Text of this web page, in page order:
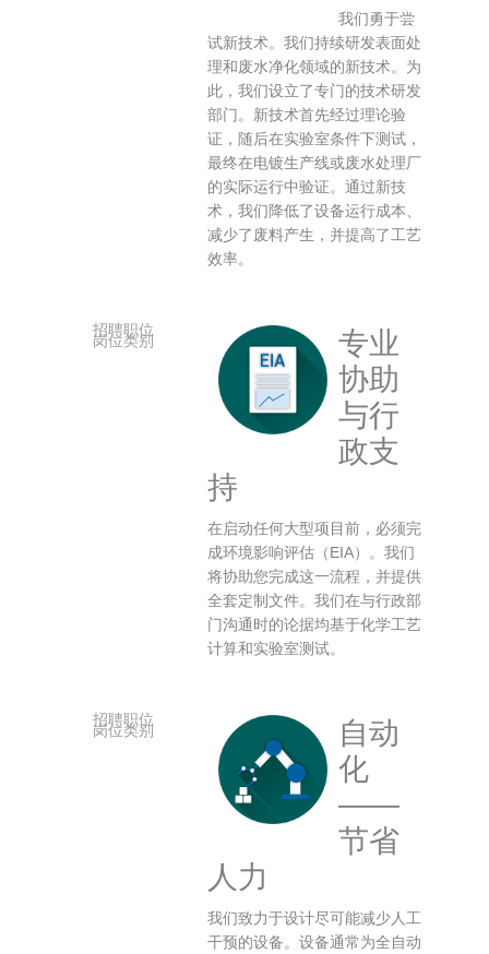
我们勇于尝
试新技术。我们持续研发表面处
理和废水净化领域的新技术。为
此，我们设立了专门的技术研发
部门。新技术首先经过理论验
证，随后在实验室条件下测试，
最终在电镀生产线或废水处理厂
的实际运行中验证。通过新技
术，我们降低了设备运行成本、
减少了废料产生，并提高了工艺
效率。
专业
协助
与行
政支
持
在启动任何大型项目前，必须完
成环境影响评估（EIA）。我们
将协助您完成这一流程，并提供
全套定制文件。我们在与行政部
门沟通时的论据均基于化学工艺
计算和实验室测试。
自动
化
——
节省
人力
我们致力于设计尽可能减少人工
干预的设备。设备通常为全自动